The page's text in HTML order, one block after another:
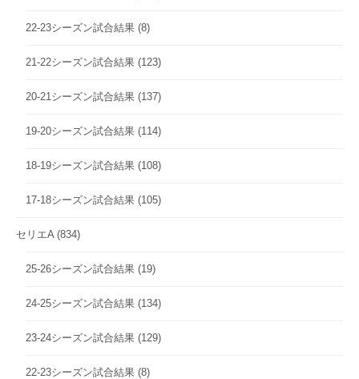
22-23シーズン試合結果 (8)
21-22シーズン試合結果 (123)
20-21シーズン試合結果 (137)
19-20シーズン試合結果 (114)
18-19シーズン試合結果 (108)
17-18シーズン試合結果 (105)
セリエA (834)
25-26シーズン試合結果 (19)
24-25シーズン試合結果 (134)
23-24シーズン試合結果 (129)
22-23シーズン試合結果 (8)